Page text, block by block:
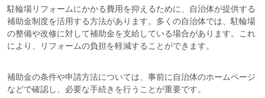
駐輪場リフォームにかかる費用を抑えるために、自治体が提供する
補助金制度を活用する方法があります。多くの自治体では、駐輪場
の整備や改修に対して補助金を支給している場合があります。これ
により、リフォームの負担を軽減することができます。
補助金の条件や申請方法については、事前に自治体のホームページ
などで確認し、必要な手続きを行うことが重要です。